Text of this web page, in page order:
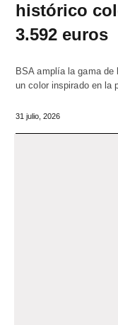
histórico
3.592 euros
BSA amplía la gama
un color inspirado en la
31 julio, 2026